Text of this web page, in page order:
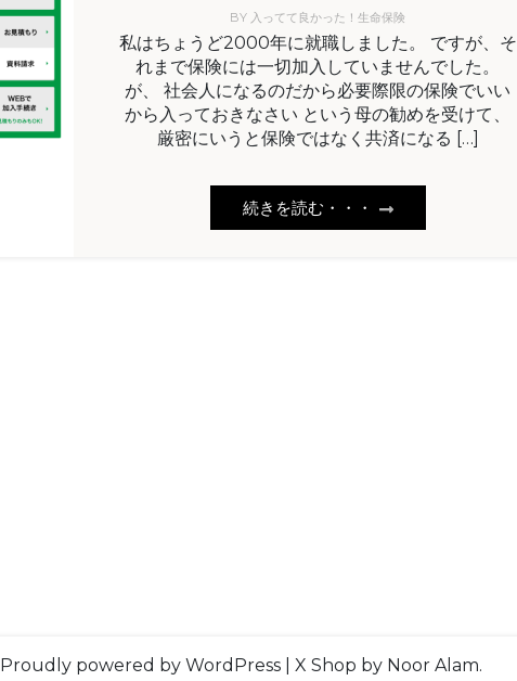
BY 入ってて良かった！生命保険
私はちょうど2000年に就職しました。 ですが、そ
れまで保険には一切加入していませんでした。
が、 社会人になるのだから必要際限の保険でいい
から入っておきなさい という母の勧めを受けて、
厳密にいうと保険ではなく共済になる […]
続きを読む・・・
Proudly powered by WordPress X Shop by Noor Alam.